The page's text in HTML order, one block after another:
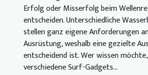
Erfolg oder Misserfolg beim
entscheiden. Unterschiedliche
stellen ganz eigene Anforderungen
Ausrüstung, weshalb eine gezielte
entscheidend ist. Wer wissen
verschiedene Surf-Gadgets...